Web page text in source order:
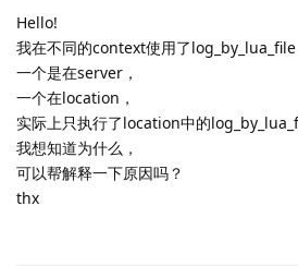
Hello!
我在不同的context使用了log_by_lua_file
一个是在server，
一个在location，
实际上只执行了location中的
我想知道为什么，
可以帮解释一下原因吗？
thx